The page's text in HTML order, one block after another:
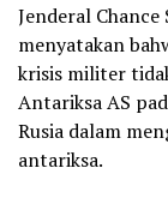
Jenderal
menyatakan
krisis militer
Antariksa AS
Rusia dalam
antariksa.